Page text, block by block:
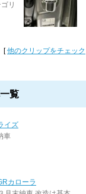
リ
[他のクリップをチェック
覧
イズ
車
カローラ